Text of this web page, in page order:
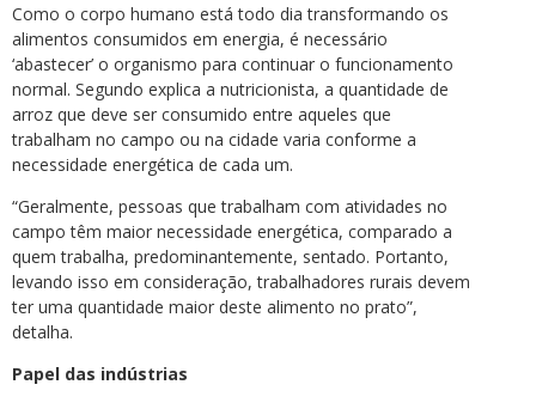
Como o corpo humano está todo dia transformando os
alimentos consumidos em energia, é necessário
‘abastecer’ o organismo para continuar o funcionamento
normal. Segundo explica a nutricionista, a quantidade de
arroz que deve ser consumido entre aqueles que
trabalham no campo ou na cidade varia conforme a
necessidade energética de cada um.
“Geralmente, pessoas que trabalham com atividades no
campo têm maior necessidade energética, comparado a
quem trabalha, predominantemente, sentado. Portanto,
levando isso em consideração, trabalhadores rurais devem
ter uma quantidade maior deste alimento no prato”,
detalha.
Papel das indústrias